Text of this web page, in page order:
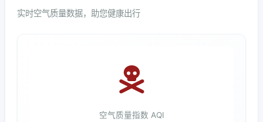
实时空气质量数据，助您健康出行
空气质量指数 AQI